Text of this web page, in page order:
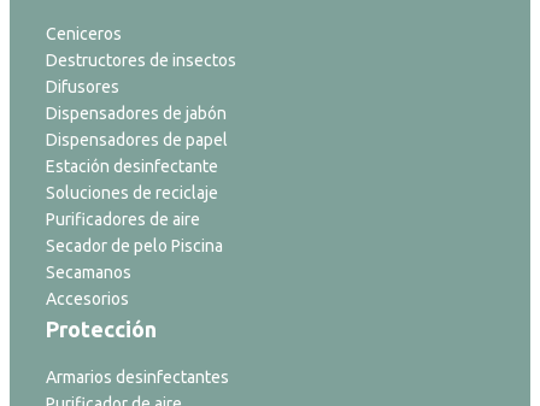
Ceniceros
Destructores de insectos
Difusores
Dispensadores de jabón
Dispensadores de papel
Estación desinfectante
Soluciones de reciclaje
Purificadores de aire
Secador de pelo Piscina
Secamanos
Accesorios
Protección
Armarios desinfectantes